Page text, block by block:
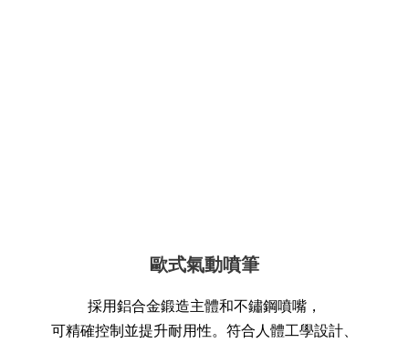
歐式氣動噴筆
採用鋁合金鍛造主體和不鏽鋼噴嘴，
可精確控制並提升耐用性。符合人體工學設計、